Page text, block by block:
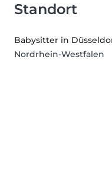
Standort
Babysitter in
Nordrhein-Westfalen